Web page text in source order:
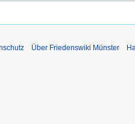
Über Friedenswiki Münster